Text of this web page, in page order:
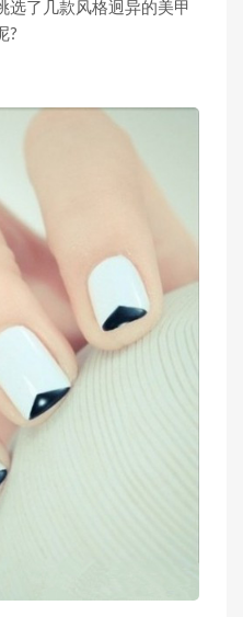
选了几款风格迥异的美甲
?